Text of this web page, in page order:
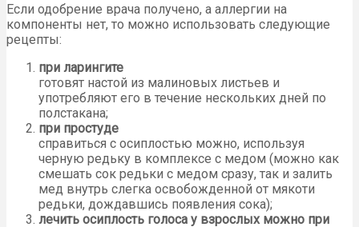
Если одобрение врача получено, а аллергии на
компоненты нет, то можно использовать следующие
рецепты:
при ларингите
готовят настой из малиновых листьев и
употребляют его в течение нескольких дней по
полстакана;
при простуде
справиться с осиплостью можно, используя
черную редьку в комплексе с медом (можно как
смешать сок редьки с медом сразу, так и залить
мед внутрь слегка освобожденной от мякоти
редьки, дождавшись появления сока);
лечить осиплость голоса у взрослых можно при